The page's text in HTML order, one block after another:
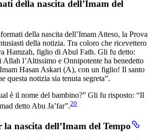
della nascita dell’Imam del
della nascita dell’Imam Atteso, la Prova
della notizia. Tra coloro che ricevettero
Hamzah, figlio di Abul Fath. Gli fu detto:
l’Altissimo e Onnipotente ha benedetto
Hasan Askari (A), con un figlio! Il santo
questa notizia sia tenuta segreta”.
è il nome del bambino?” Gli fu risposto: “Il
detto Abu Ja’far”.20
nascita dell’Imam del Tempo